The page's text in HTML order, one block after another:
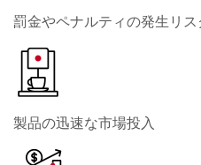
罰金やペナルティの発生リ
製品の迅速な市場投入